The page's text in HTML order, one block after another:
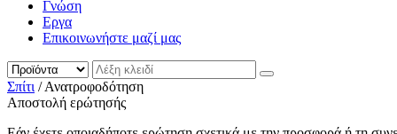
Γνώση
Εργα
Επικοινωνήστε μαζί μας
Σπίτι / Ανατροφοδότηση
Αποστολή ερώτησής